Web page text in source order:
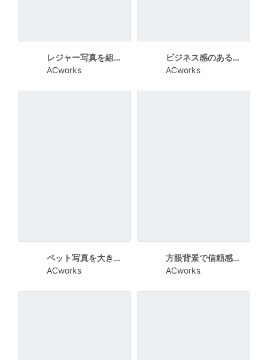
レジャー写真を組み合わせた保険相談告知チラシ
ACworks
ビジネス感のあるスマホ保険相談チラシ
ACworks
ペット写真を大きく使ったペット保険相談チラシ
ACworks
方眼背景で信頼感を出した保険無料相談チラシ
ACworks